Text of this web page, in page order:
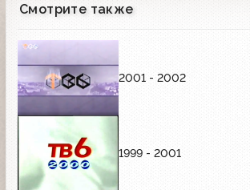
Смотрите также
2001 - 2002
1999 - 2001